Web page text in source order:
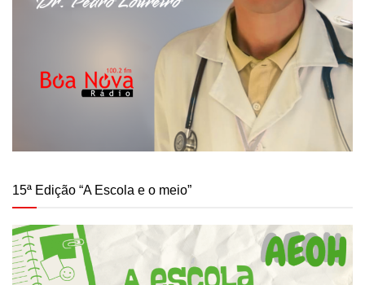
15ª Edição “A Escola e o meio”